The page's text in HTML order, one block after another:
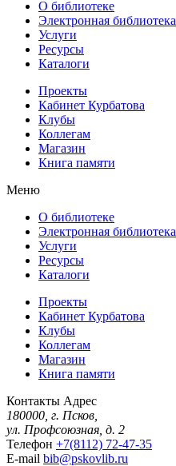
О библиотеке
Электронная библиотека
Услуги
Ресурсы
Каталоги
Проекты
Кабинет Курбатова
Клубы
Коллегам
Магазин
Книга памяти
Меню
О библиотеке
Электронная библиотека
Услуги
Ресурсы
Каталоги
Проекты
Кабинет Курбатова
Клубы
Коллегам
Магазин
Книга памяти
Контакты Адрес
180000, г. Псков,
ул. Профсоюзная, д. 2
Телефон +7(8112) 72-47-35
E-mail bib@pskovlib.ru